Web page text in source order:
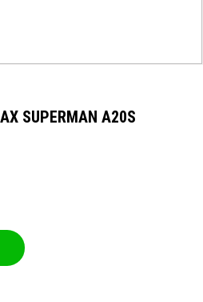
SUPERMAN A20S